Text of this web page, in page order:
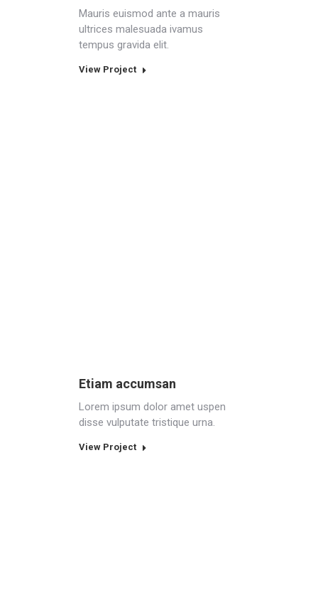
Mauris euismod ante a mauris
ultrices malesuada ivamus
tempus gravida elit.
View Project
Etiam accumsan
Lorem ipsum dolor amet uspen
disse vulputate tristique urna.
View Project